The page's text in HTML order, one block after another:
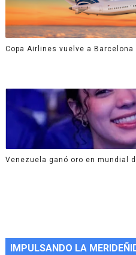
Copa Airlines vuelve a
Venezuela ganó oro en mundial
IMPULSANDO LA